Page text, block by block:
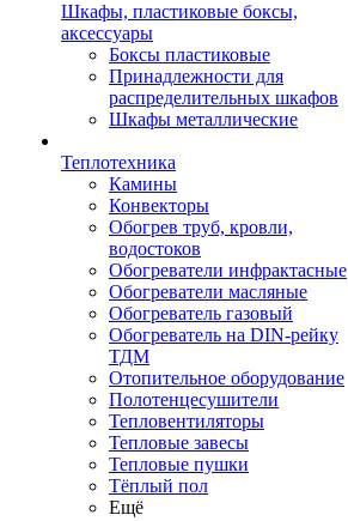
Шкафы, пластиковые боксы,
аксессуары
Боксы пластиковые
Принадлежности для
распределительных шкафов
Шкафы металлические
Теплотехника
Камины
Конвекторы
Обогрев труб, кровли,
водостоков
Обогреватели инфрактасные
Обогреватели масляные
Обогреватель газовый
Обогреватель на DIN-рейку
ТДМ
Отопительное оборудование
Полотенцесушители
Тепловентиляторы
Тепловые завесы
Тепловые пушки
Тёплый пол
Ещё